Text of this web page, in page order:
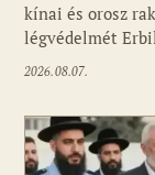
kínai és orosz
légvédelmét
2026.08.07.